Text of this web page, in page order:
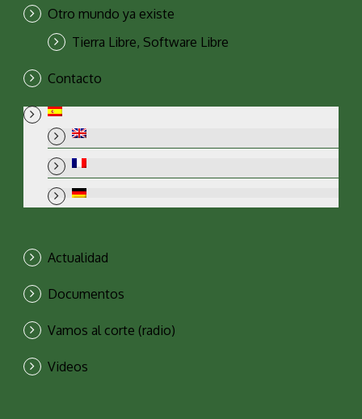
Otro mundo ya existe
Tierra Libre, Software Libre
Contacto
Actualidad
Documentos
Vamos al corte (radio)
Videos